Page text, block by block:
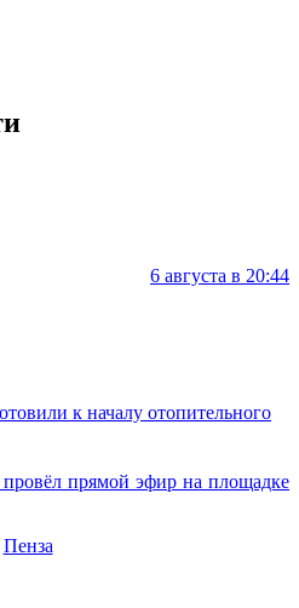
6 августа в 20:44
к началу отопительного
прямой эфир на площадке
Пенза